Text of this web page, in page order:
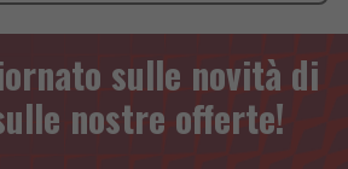
sulle novità di
nostre offerte!